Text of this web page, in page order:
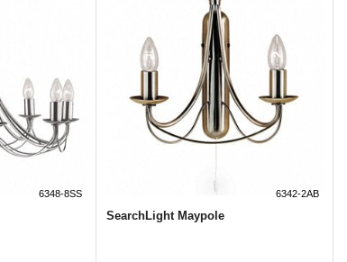
6348-8SS 6342-2AB
SearchLight Maypole